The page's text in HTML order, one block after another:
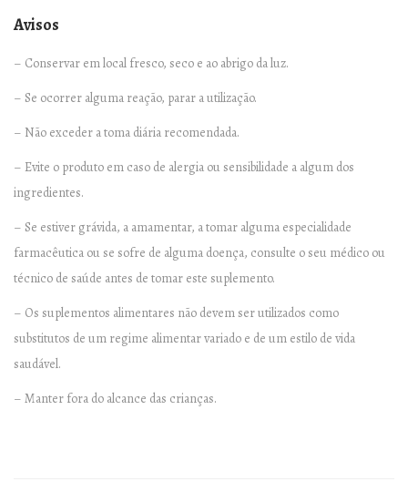
y
Avisos
– Conservar em local fresco, seco e ao abrigo da luz.
– Se ocorrer alguma reação, parar a utilização.
– Não exceder a toma diária recomendada.
– Evite o produto em caso de alergia ou sensibilidade a algum dos
ingredientes.
– Se estiver grávida, a amamentar, a tomar alguma especialidade
farmacêutica ou se sofre de alguma doença, consulte o seu médico ou
técnico de saúde antes de tomar este suplemento.
– Os suplementos alimentares não devem ser utilizados como
substitutos de um regime alimentar variado e de um estilo de vida
saudável.
– Manter fora do alcance das crianças.